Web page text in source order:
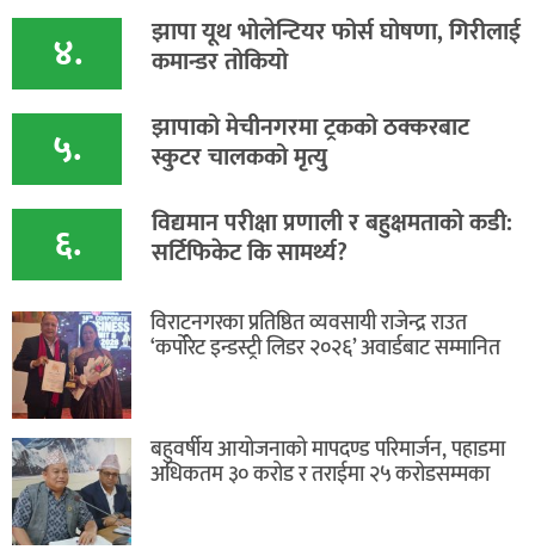
४. झापा यूथ भोलेन्टियर फोर्स घोषणा, गिरीलाई
कमान्डर तोकियो
५. ​झापाको मेचीनगरमा ट्रकको ठक्करबाट
स्कुटर चालकको मृत्यु
६. विद्यमान परीक्षा प्रणाली र बहुक्षमताको कडी:
सर्टिफिकेट कि सामर्थ्य?
विराटनगरका प्रतिष्ठित व्यवसायी राजेन्द्र राउत
‘कर्पोरेट इन्डस्ट्री लिडर २०२६’ अवार्डबाट सम्मानित
बहुवर्षीय आयोजनाको मापदण्ड परिमार्जन, पहाडमा
अधिकतम ३० करोड र तराईमा २५ करोडसम्मका